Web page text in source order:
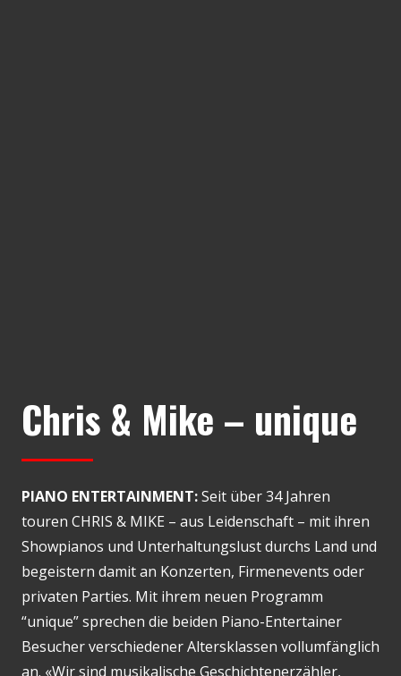
Chris & Mike – unique
PIANO ENTERTAINMENT:Seit über 34 Jahren
touren CHRIS & MIKE – aus Leidenschaft – mit ihren
Showpianos und Unterhaltungslust durchs Land und
begeistern damit an Konzerten, Firmenevents oder
privaten Parties. Mit ihrem neuen Programm
“unique” sprechen die beiden Piano-Entertainer
Besucher verschiedener Altersklassen vollumfänglich
an. «Wir sind musikalische Geschichtenerzähler,